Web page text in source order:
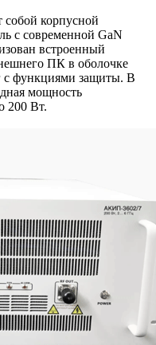
корпусной
с современной GaN
встроенный
ПК в оболочке
с функциями защиты. В
мощность
200 Вт.